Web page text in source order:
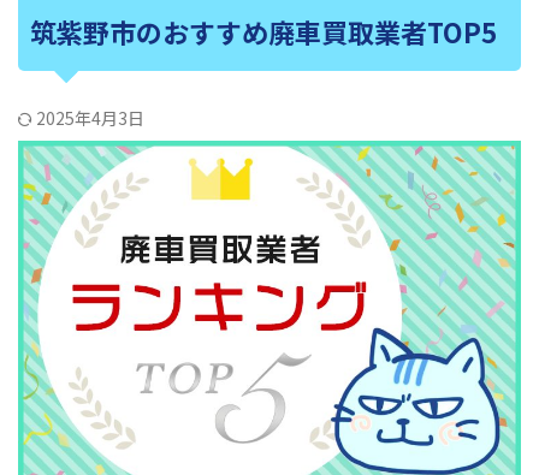
筑紫野市のおすすめ廃車買取業者TOP5
2025年4月3日